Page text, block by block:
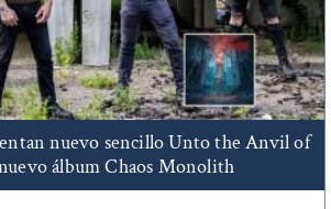
nuevo sencillo Unto the Anvil of
álbum Chaos Monolith